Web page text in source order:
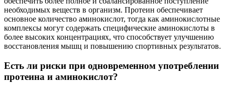
необходимых веществ в организм. Протеин обеспечивает
основное количество аминокислот, тогда как аминокислотные
комплексы могут содержать специфические аминокислоты в
более высоких концентрациях, что способствует улучшению
восстановления мышц и повышению спортивных результатов.
Есть ли риски при одновременном употреблении
протеина и аминокислот?